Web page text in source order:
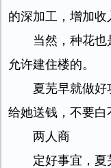
的深加工，增加收
当然，种花
允许建住楼的。
夏芜早就做
给她送钱，不要白
两人商
定好事宜，